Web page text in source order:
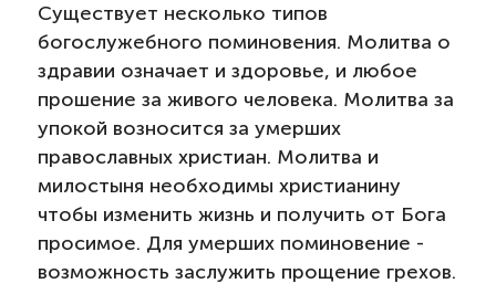
Существует несколько типов
богослужебного поминовения. Молитва о
здравии означает и здоровье, и любое
прошение за живого человека. Молитва за
упокой возносится за умерших
православных христиан. Молитва и
милостыня необходимы христианину
чтобы изменить жизнь и получить от Бога
просимое. Для умерших поминовение -
возможность заслужить прощение грехов.